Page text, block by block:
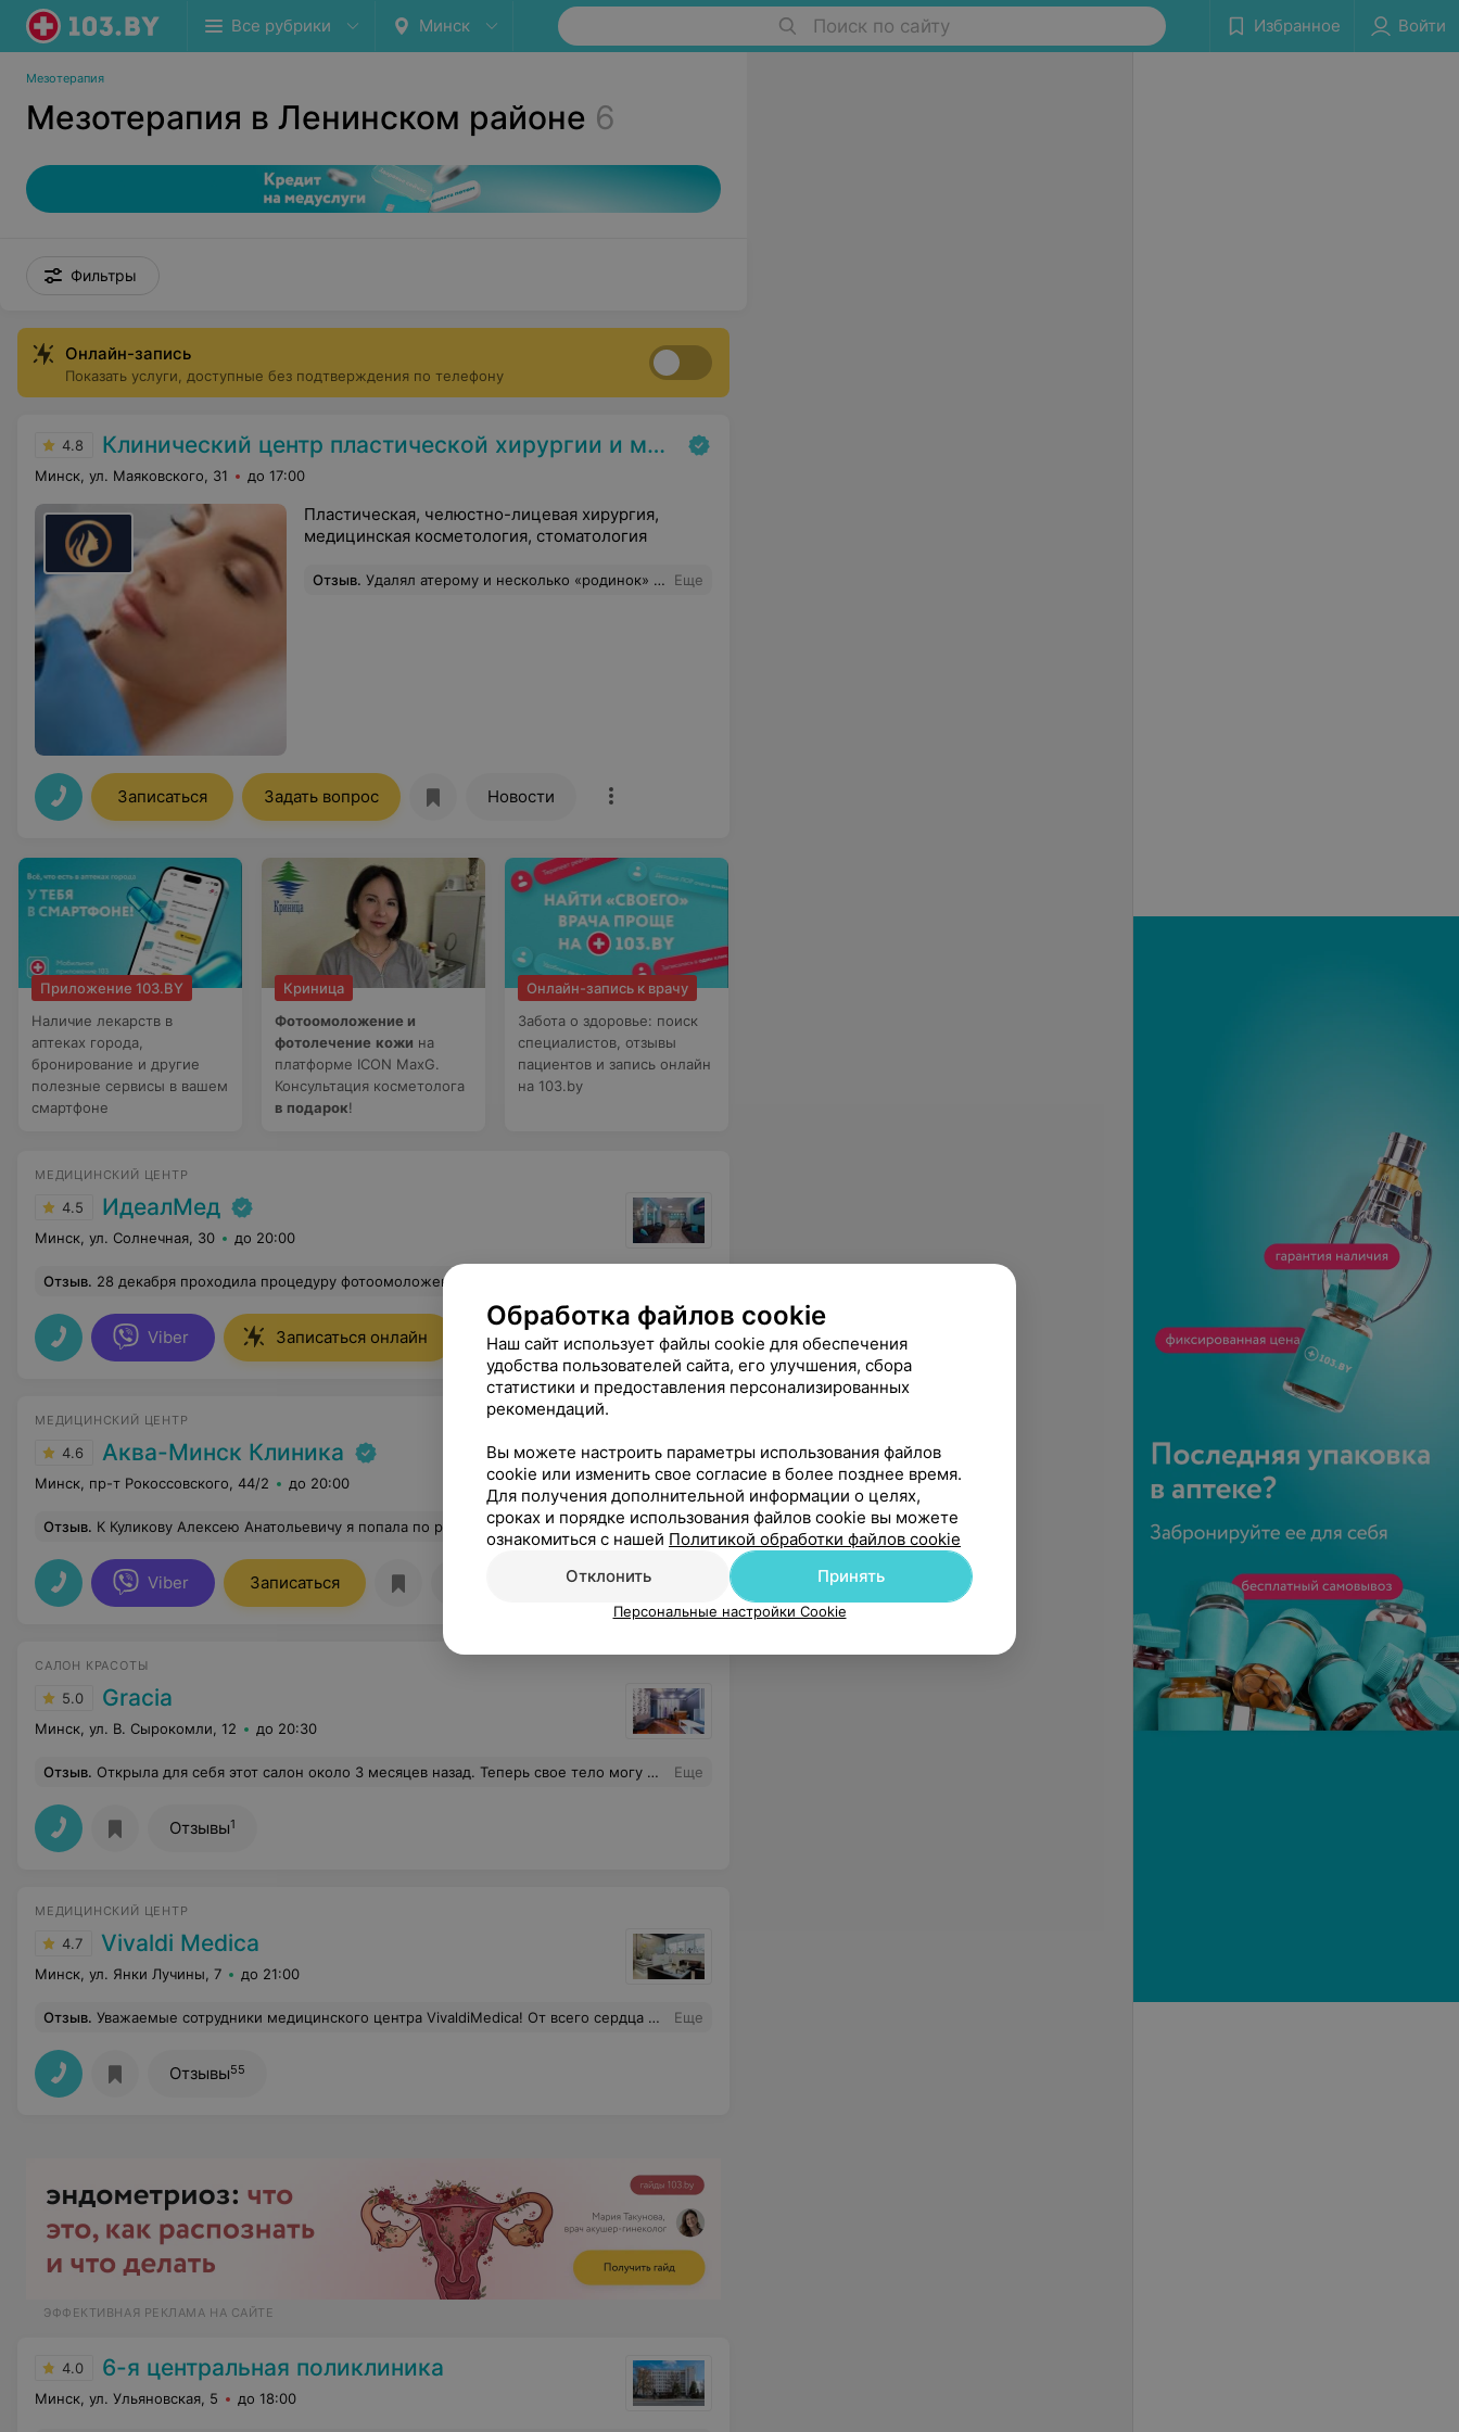
Все рубрики Минск Поиск по сайту Избранное Войти
Мезотерапия
Мезотерапия в Ленинском районе 6
Фильтры
Онлайн-запись
Показать услуги, доступные без подтверждения по телефону
4.8 Клинический центр пластической хирургии и медицинской косметологии
Минск, ул. Маяковского, 31 до 17:00
Пластическая, челюстно-лицевая хирургия,
медицинская косметология, стоматология
Отзыв. Удалял атерому и несколько «родинок» у Ваккера Э.А. Что сказать.. Профессионал с большой буквы. Спасибо! Еще
Записаться Задать вопрос Новости
Приложение 103.BY
Наличие лекарств в
аптеках города,
бронирование и другие
полезные сервисы в вашем
смартфоне
Криница
Фотоомоложение и
фотолечение кожи на
платформе ICON MaxG.
Консультация косметолога
в подарок!
Онлайн-запись к врачу
Забота о здоровье: поиск
специалистов, отзывы
пациентов и запись онлайн
на 103.by
МЕДИЦИНСКИЙ ЦЕНТР
4.5 ИдеалМед
Минск, ул. Солнечная, 30 до 20:00
Отзыв. 28 декабря проходила процедуру фотоомоложения у Сергеюка Александра Алексеевича. Хочу отметить, что этот врач является компетентным специалистом, мастером своего дела. Он очень четко отвечает на вопросы, оперативно проводит процедуру, квалифицировано консультирует пациентов. Благодаря этому специалисту от посещения медицинского центра остались очень приятные впечатления. Думаю, что обязательно буду обращаться сюда еще.
Viber Записаться онлайн
МЕДИЦИНСКИЙ ЦЕНТР
4.6 Аква-Минск Клиника
Минск, пр-т Рокоссовского, 44/2 до 20:00
Отзыв. К Куликову Алексею Анатольевичу я попала по рекомендации своего гинеколога. Доктор дважды проводил мне гистероскопию, и оба раза организовал операцию в максимально короткие сроки. Для меня это было очень важно, поэтому я очень благодарна за такую отзывчивость и готовность помочь. На всех приемах врач был очень внимательным. Всегда отвечал на вопросы, всё непонятное объяснял понятным языком. Также благодаря ему я попала к другим нужным специалистам. Получилась такая цепочка из очень нужных людей: моя гинеколог порекомендовала мне Алексея Анатольевича, он порекомендовал других специалистов, и в итоге все вопросы по здоровью решались вовремя и у действительно квалифицированных специалистов. Это очень ценно, особенно когда сталкиваешься с несколькими проблемами одновременно и не знаешь, к кому обращаться. Спасибо Вам огромное, Алексей Анатольевич, за помощь, заботу и человеческое отношение. В наше время такие врачи - большая ценность. Очень рада, что однажды попала именно к Вам! Еще
Viber Записаться
САЛОН КРАСОТЫ
5.0 Gracia
Минск, ул. В. Сырокомли, 12 до 20:30
Отзыв. Открыла для себя этот салон около 3 месяцев назад. Теперь свое тело могу доверить только Наталье, а лицо - Ольге. Приятная атмосфера, индивидуальный подход, профессиональные сотрудники. Особенно радуют цены) Спасибо за вашу работу ❤️! Салон однозначно рекомендую! Еще
Отзывы1
МЕДИЦИНСКИЙ ЦЕНТР
4.7 Vivaldi Medica
Минск, ул. Янки Лучины, 7 до 21:00
Отзыв. Уважаемые сотрудники медицинского центра VivaldiMedica! От всего сердца поздравляю с Рождеством Христовым! В первую очередь – это праздник духовный, поэтому хочу пожелать душевного равновесия, сил, терпения. Пусть вас окружают люди, которые вас понимают и ценят. И пусть весь год до следующего Рождества частичка света и тепла помогает вам преодолевать все ненастья и радоваться всему тому хорошему, что обязательно произойдет! Крепкого здоровья и благополучия! Еще
Отзывы55
ЭФФЕКТИВНАЯ РЕКЛАМА НА САЙТЕ
4.0 6-я центральная поликлиника
Минск, ул. Ульяновская, 5 до 18:00
Обработка файлов cookie
Наш сайт использует файлы cookie для обеспечения
удобства пользователей сайта, его улучшения, сбора
статистики и предоставления персонализированных
рекомендаций.
Вы можете настроить параметры использования файлов
cookie или изменить свое согласие в более позднее время.
Для получения дополнительной информации о целях,
сроках и порядке использования файлов cookie вы можете
ознакомиться с нашей Политикой обработки файлов cookie
Отклонить
Принять
Персональные настройки Cookie